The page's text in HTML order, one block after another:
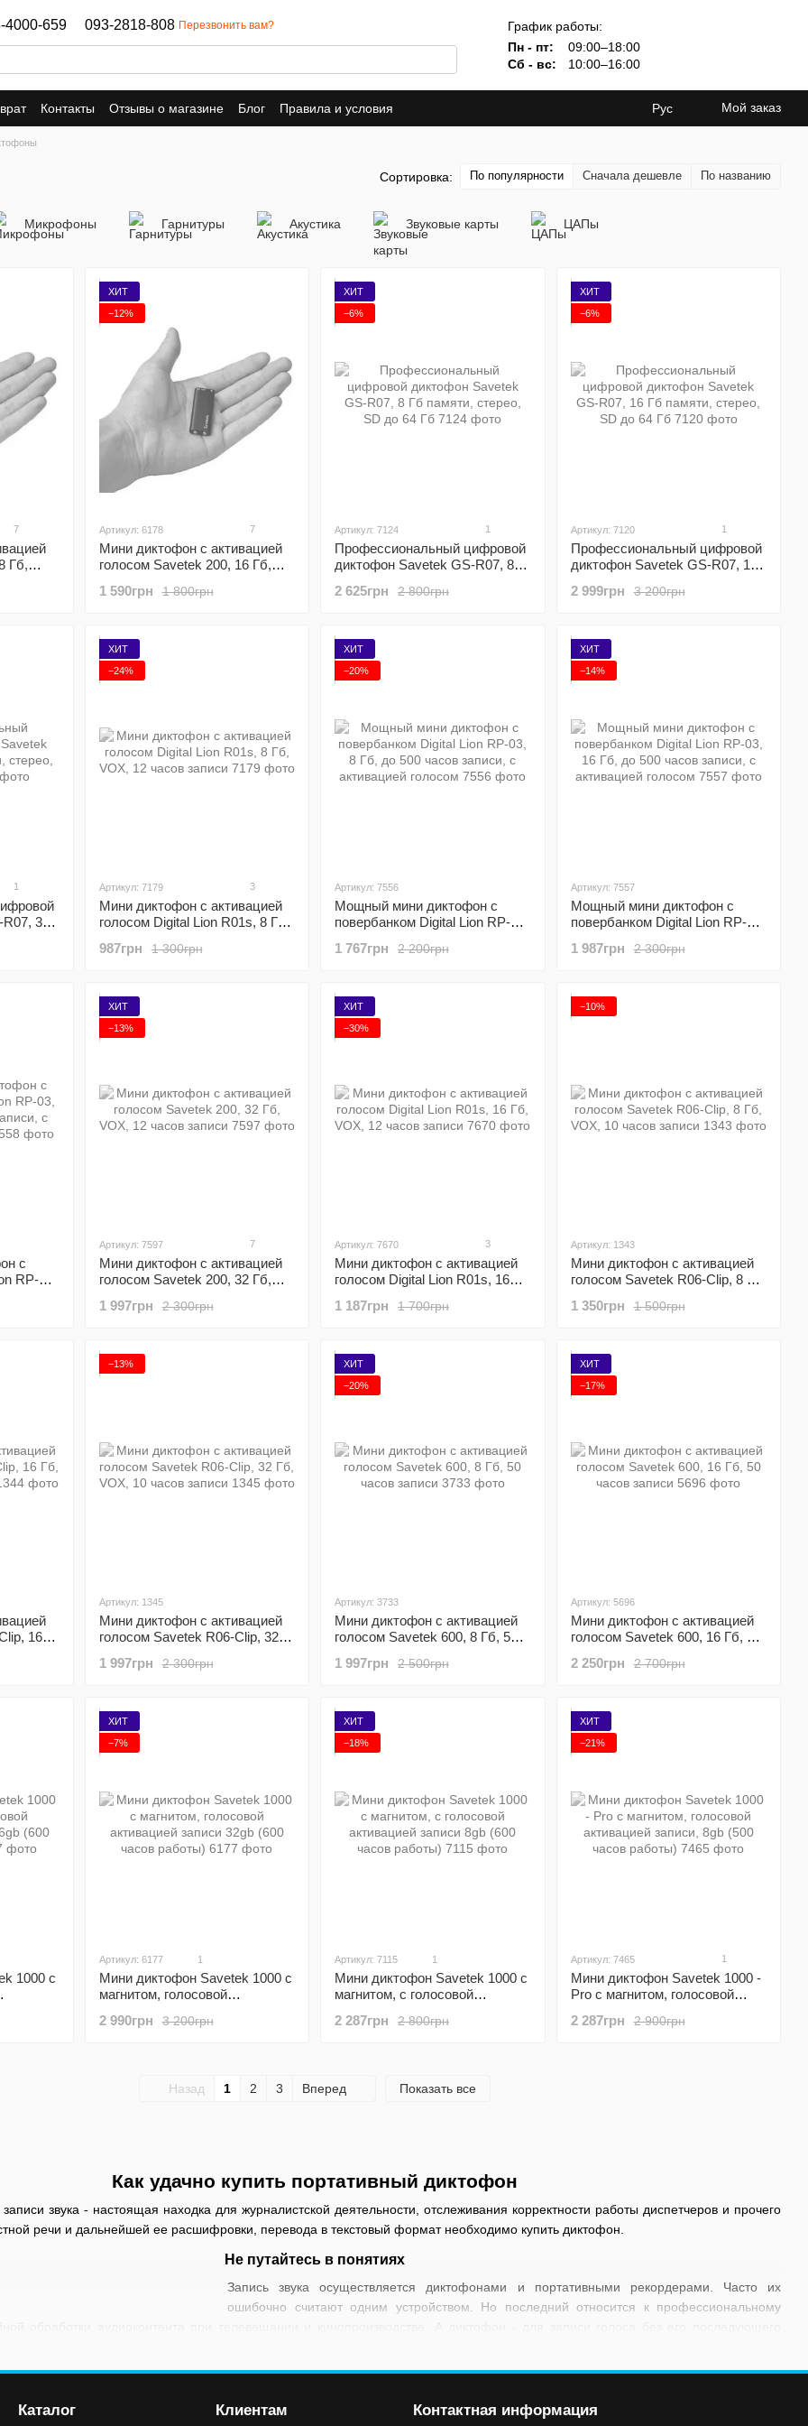
4000-659 093-2818-808 Перезвонить вам?
График работы:
Пн - пт:
09:00–18:00
Сб - вс:
10:00–16:00
Контакты Отзывы о магазине Блог Правила и условия Рус Мой заказ
Сортировка: По популярности Сначала дешевле По названию
Как удачно купить портативный диктофон
записи звука - настоящая находка для журналистской деятельности, отслеживания корректности работы диспетчеров и прочего
речи и дальнейшей ее расшифровки, перевода в текстовый формат необходимо купить диктофон.
Не путайтесь в понятиях
Запись звука осуществляется диктофонами и портативными рекордерами. Часто их
ошибочно считают одним устройством. Но последний относится к профессиональному
диктофоны на выступлениях, лекциях, для записи телефонных разговоров, возможных угроз и пр. Если нет особых требований
в письменную форму.
Микрофоны Гарнитуры Акустика Звуковые карты ЦАПы
7
Гб,
ХИТ
−12%
Артикул: 6178 7
Мини диктофон с активацией
голосом Savetek 200, 16 Гб,
1 800грн
1 590грн
ХИТ
−6%
Артикул: 7124 1
Профессиональный цифровой
диктофон Savetek GS-R07, 8
2 800грн
2 625грн
ХИТ
−6%
Артикул: 7120 1
Профессиональный цифровой
диктофон Savetek GS-R07, 16
3 200грн
2 999грн
1
32
ХИТ
−24%
Артикул: 7179 3
Мини диктофон с активацией
голосом Digital Lion R01s, 8 Гб,
1 300грн
987грн
ХИТ
−20%
Артикул: 7556
Мощный мини диктофон с
повербанком Digital Lion RP-03,
активацией голосом
2 200грн
1 767грн
ХИТ
−14%
Артикул: 7557
Мощный мини диктофон с
повербанком Digital Lion RP-03,
активацией голосом
2 300грн
1 987грн
с
RP-03,
ХИТ
−13%
Артикул: 7597 7
Мини диктофон с активацией
голосом Savetek 200, 32 Гб,
2 300грн
1 997грн
ХИТ
−30%
Артикул: 7670 3
Мини диктофон с активацией
голосом Digital Lion R01s, 16
1 700грн
1 187грн
−10%
Артикул: 1343
Мини диктофон с активацией
голосом Savetek R06-Clip, 8 Гб,
1 500грн
1 350грн
16
−13%
Артикул: 1345
Мини диктофон с активацией
голосом Savetek R06-Clip, 32
2 300грн
1 997грн
ХИТ
−20%
Артикул: 3733
Мини диктофон с активацией
голосом Savetek 600, 8 Гб, 50
2 500грн
1 997грн
ХИТ
−17%
Артикул: 5696
Мини диктофон с активацией
голосом Savetek 600, 16 Гб, 50
2 700грн
2 250грн
1000 с
ХИТ
−7%
Артикул: 6177 1
Мини диктофон Savetek 1000 с
магнитом, голосовой
часов работы)3 200грн
2 990грн
ХИТ
−18%
Артикул: 7115 1
Мини диктофон Savetek 1000 с
магнитом, с голосовой
часов работы)2 800грн
2 287грн
ХИТ
−21%
Артикул: 7465 1
Мини диктофон Savetek 1000 -
Pro с магнитом, голосовой
часов работы)2 900грн
2 287грн
Назад 1 2 3 Вперед Показать все
Каталог Клиентам Контактная информация